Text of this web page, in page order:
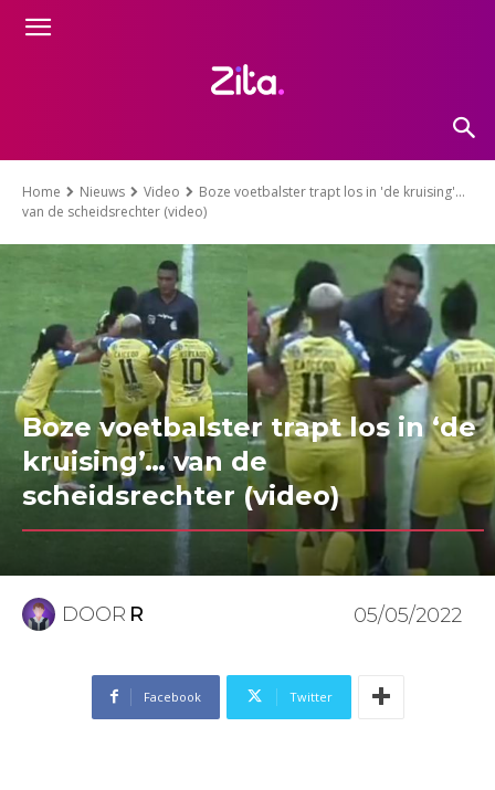
Home Nieuws Video
Boze voetbalster trapt los in 'de kruising'...
van de scheidsrechter (video)
Boze voetbalster trapt los in ‘de
kruising’… van de
scheidsrechter (video)
DOOR R 05/05/2022
Facebook Twitter